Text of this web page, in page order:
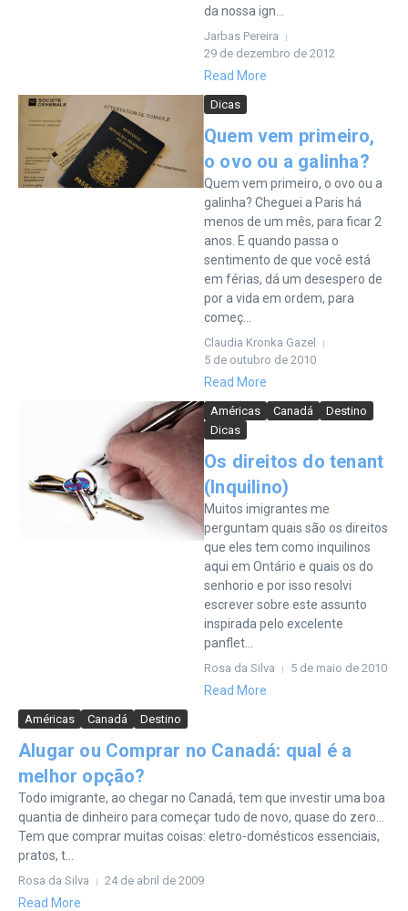
da nossa ign...
Jarbas Pereira
29 de dezembro de 2012
Read More
Dicas
Quem vem primeiro,
o ovo ou a galinha?
Quem vem primeiro, o ovo ou a
galinha? Cheguei a Paris há
menos de um mês, para ficar 2
anos. E quando passa o
sentimento de que você está
em férias, dá um desespero de
por a vida em ordem, para
começ...
Claudia Kronka Gazel
5 de outubro de 2010
Read More
Américas Canadá
Destino
Dicas
Os direitos do tenant
(Inquilino)
Muitos imigrantes me
perguntam quais são os direitos
que eles tem como inquilinos
aqui em Ontário e quais os do
senhorio e por isso resolvi
escrever sobre este assunto
inspirada pelo excelente
panflet...
Rosa da Silva 5 de maio de 2010
Read More
Américas Canadá Destino
Alugar ou Comprar no Canadá: qual é a
melhor opção?
Todo imigrante, ao chegar no Canadá, tem que investir uma boa
quantia de dinheiro para começar tudo de novo, quase do zero…
Tem que comprar muitas coisas: eletro-domésticos essenciais,
pratos, t...
Rosa da Silva 24 de abril de 2009
Read More